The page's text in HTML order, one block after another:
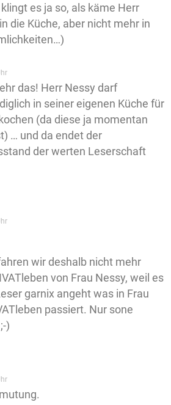
es ja so, als käme Herr
die Küche, aber nicht mehr in
das! Herr Nessy darf
in seiner eigenen Küche für
(da diese ja momentan
… und da endet der
der werten Leserschaft
wir deshalb nicht mehr
von Frau Nessy, weil es
garnix angeht was in Frau
passiert. Nur sone
)